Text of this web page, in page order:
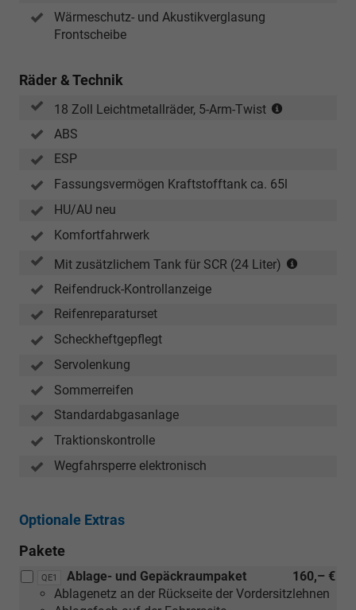
Wärmeschutz- und Akustikverglasung
Frontscheibe
Räder & Technik
18 Zoll Leichtmetallräder, 5-Arm-Twist
ABS
ESP
Fassungsvermögen Kraftstofftank ca. 65l
HU/AU neu
Komfortfahrwerk
Mit zusätzlichem Tank für SCR (24 Liter)
Reifendruck-Kontrollanzeige
Reifenreparaturset
Scheckheftgepflegt
Servolenkung
Sommerreifen
Standardabgasanlage
Traktionskontrolle
Wegfahrsperre elektronisch
Optionale Extras
Pakete
QE1 160,– €
Ablage- und Gepäckraumpaket
Ablagenetz an der Rückseite der Vordersitzlehnen